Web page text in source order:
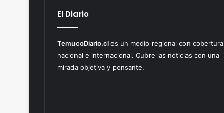
El Diario
TemucoDiario.cles un medio regional con cobertura
nacional e internacional. Cubre las noticias con una
mirada objetiva y pensante.